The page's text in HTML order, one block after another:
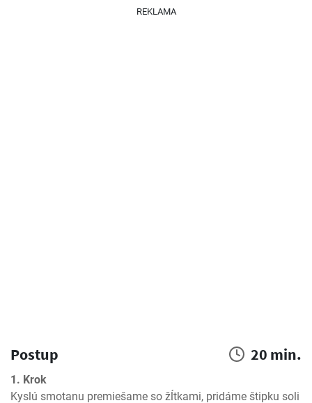
REKLAMA
Postup 20 min.
1. Krok
Kyslú smotanu premiešame so žĺtkami, pridáme štipku soli